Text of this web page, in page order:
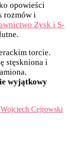
opowieści
rozmów i
Zysk i S-
torcie.
stęskniona i
wyjątkowy
Wojciech Cejrowski